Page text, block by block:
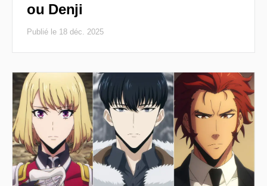
ou Denji
Publié le 18 déc. 2025